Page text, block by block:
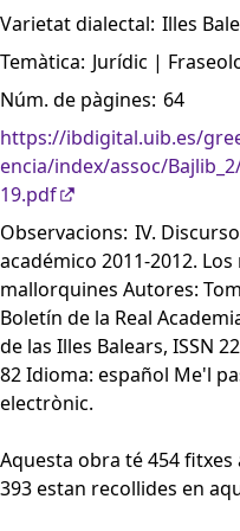
Varietat dialectal: Illes
Temàtica: Jurídic |
Núm. de pàgines: 64
https://ibdigital.uib.es/
encia/index/assoc/
19.pdf
Observacions: IV.
académico 2011-2012.
mallorquines Autores:
Boletín de la Real
de las Illes Balears, ISSN
82 Idioma: español Me'l
electrònic.
Aquesta obra té 454 fitxes
393 estan recollides en